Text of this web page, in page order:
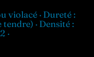
violacé · Dureté :
· Densité :
·